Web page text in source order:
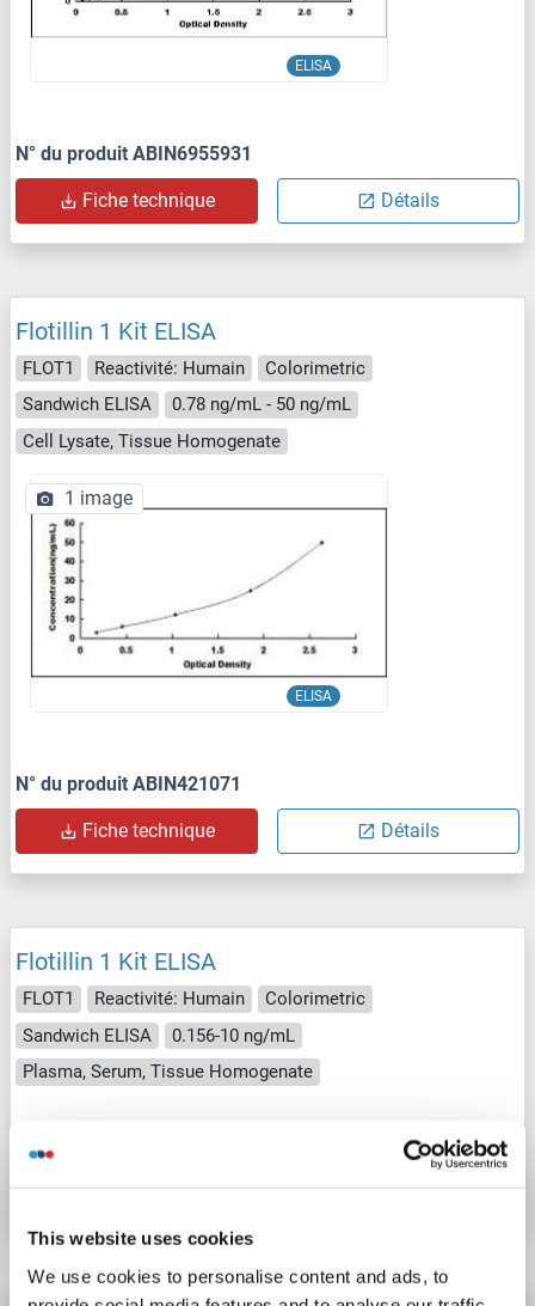
This website uses cookies
We use cookies to personalise content and ads, to
ELISA
N° du produit ABIN6955931
Fiche technique Détails
Flotillin 1 Kit ELISA
FLOT1 Reactivité: Humain
Colorimetric
Sandwich ELISA
0.78 ng/mL - 50 ng/mL
Cell Lysate, Tissue Homogenate
ELISA
1 image
N° du produit ABIN421071
Fiche technique Détails
Flotillin 1 Kit ELISA
FLOT1 Reactivité: Humain
Colorimetric
Sandwich ELISA
0.156-10 ng/mL
Plasma, Serum, Tissue Homogenate
Fiche technique Détails